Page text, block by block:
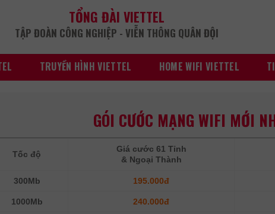
TỔNG ĐÀI VIETTEL
TẬP ĐOÀN CÔNG NGHIỆP - VIỄN THÔNG QUÂN ĐỘI
TRUYỀN HÌNH VIETTEL HOME WIFI VIETTEL
GÓI CƯỚC MẠNG WIFI MỚI
Tốc độ
Giá cước 61 Tỉnh
& Ngoại Thành
300Mb 195.000đ
1000Mb 240.000đ